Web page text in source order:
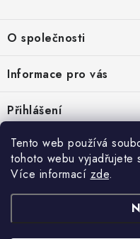
Tento web používá
tohoto webu vyjadřujete
Více informací zde.
p
a
O společnosti
O nás
Recenze zákazníků
Novinky, návody, blog
Sponzorujeme
Informace pro vás
Obchodní podmínky
Doprava
Způsoby platby
Reklamace
Přihlášení
Přijímáme online platby